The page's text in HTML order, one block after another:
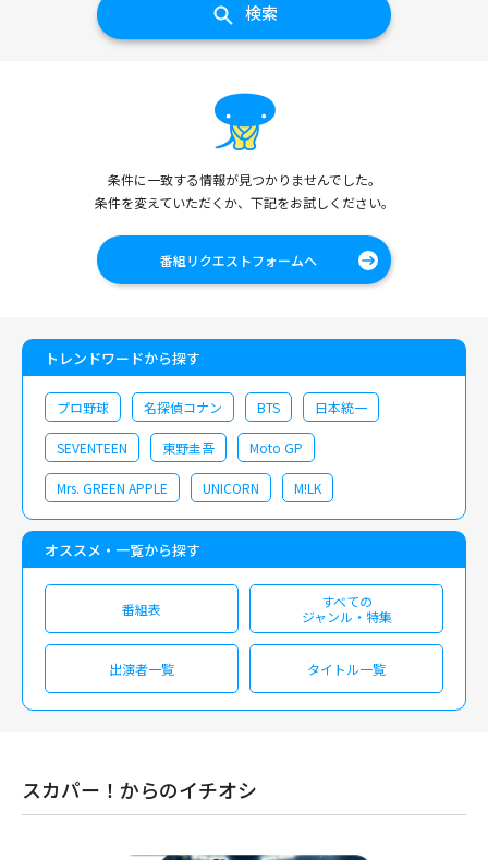
検索
条件に一致する情報が見つかりませんでした。
条件を変えていただくか、下記をお試しください。
番組リクエストフォームへ
トレンドワードから探す
プロ野球 名探偵コナン BTS 日本統一
SEVENTEEN 東野圭吾 Moto GP
Mrs. GREEN APPLE UNICORN M!LK
オススメ・一覧から探す
番組表
すべての
ジャンル・特集
出演者一覧 タイトル一覧
スカパー！からのイチオシ